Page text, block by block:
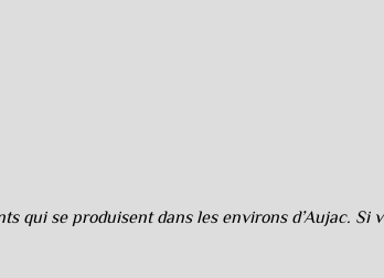
qui se produisent dans les environs d’Aujac.